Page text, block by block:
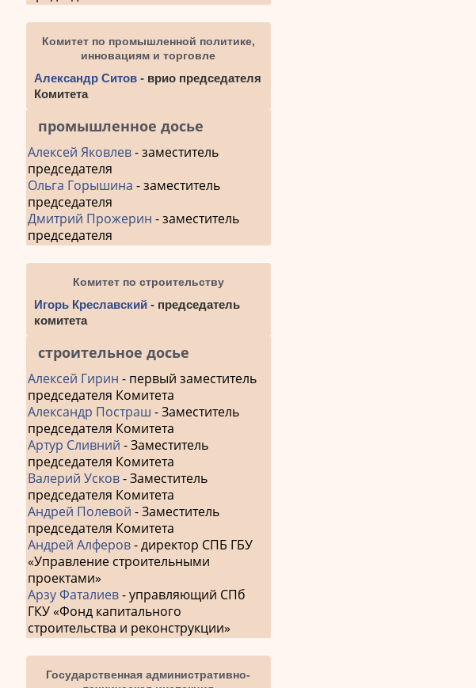
Комитет по промышленной политике,
инновациям и торговле
Александр Ситов - врио председателя
Комитета
промышленное досье
Алексей Яковлев- заместитель
председателя
Ольга Горышина - заместитель
председателя
Дмитрий Прожерин - заместитель
председателя
Комитет по строительству
Игорь Креславский - председатель
комитета
строительное досье
Алексей Гирин - первый заместитель
председателя Комитета
Александр Постраш - Заместитель
председателя Комитета
Артур Сливний - Заместитель
председателя Комитета
Валерий Усков- Заместитель
председателя Комитета
Андрей Полевой - Заместитель
председателя Комитета
Андрей Алферов- директор СПБ ГБУ
«Управление строительными
проектами»
Арзу Фаталиев- управляющий СПб
ГКУ «Фонд капитального
строительства и реконструкции»
Государственная административно-